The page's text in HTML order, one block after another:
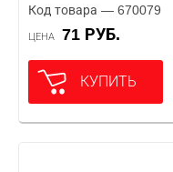
Код товара — 670079
ЦЕНА 71 РУБ.
КУПИТЬ